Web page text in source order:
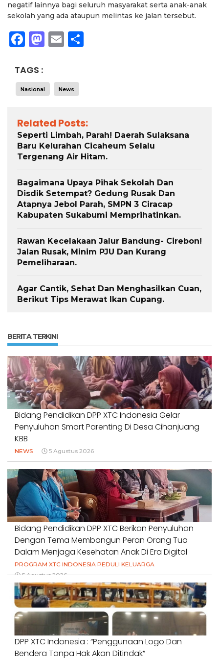
negatif lainnya bagi seluruh masyarakat serta anak-anak
sekolah yang ada ataupun melintas ke jalan tersebut.
Facebook
Mastodon
Email
TAGS :
Nasional News
Related Posts:
Seperti Limbah, Parah! Daerah Sulaksana
Baru Kelurahan Cicaheum Selalu
Tergenang Air Hitam.
Bagaimana Upaya Pihak Sekolah Dan
Disdik Setempat? Gedung Rusak Dan
Atapnya Jebol Parah, SMPN 3 Ciracap
Kabupaten Sukabumi Memprihatinkan.
Rawan Kecelakaan Jalur Bandung- Cirebon!
Jalan Rusak, Minim PJU Dan Kurang
Pemeliharaan.
Agar Cantik, Sehat Dan Menghasilkan Cuan,
Berikut Tips Merawat Ikan Cupang.
BERITA TERKINI
Bidang Pendidikan DPP XTC Indonesia Gelar
Penyuluhan Smart Parenting Di Desa Cihanjuang
KBB
NEWS 5 Agustus 2026
Bidang Pendidikan DPP XTC Berikan Penyuluhan
Dengan Tema Membangun Peran Orang Tua
Dalam Menjaga Kesehatan Anak Di Era Digital
PROGRAM XTC INDONESIA PEDULI KELUARGA
5 Agustus 2026
DPP XTC Indonesia : “Penggunaan Logo Dan
Bendera Tanpa Hak Akan Ditindak”